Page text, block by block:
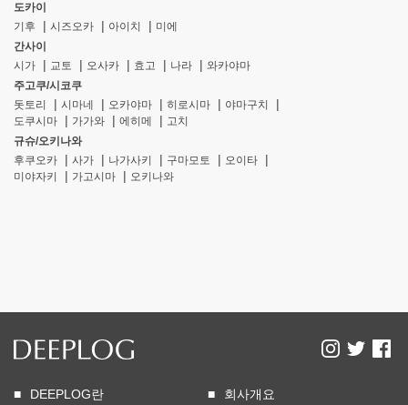
도카이
기후
시즈오카 아이치
미에
간사이
시가
교토 오사카 효고 나라
와카야마
주고쿠/시코쿠
돗토리
시마네 오카야마 히로시마
야마구치
도쿠시마
가가와 에히메
고치
규슈/오키나와
후쿠오카
사가 나가사키 구마모토
오이타
미야자키
가고시마 오키나와
DEEPLOG란 회사개요